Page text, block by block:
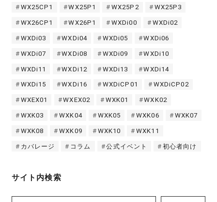
WX25CP1 WX25P1 WX25P2 WX25P3
WX26CP1 WX26P1 WXDi00 WXDi02
WXDi03 WXDi04 WXDi05 WXDi06
WXDi07 WXDi08 WXDi09 WXDi10
WXDi11 WXDi12 WXDi13 WXDi14
WXDi15 WXDi16 WXDiCP01 WXDiCP02
WXEX01 WXEX02 WXK01 WXK02
WXK03 WXK04 WXK05 WXK06 WXK07
WXK08 WXK09 WXK10 WXK11
カバレージ コラム 公式イベント 初心者向け
サイト内検索